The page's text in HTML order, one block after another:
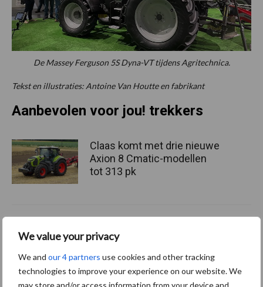
We value your privacy
We and our 4 partners use cookies and other tracking
technologies to improve your experience on our website. We
may store and/or access information from your device and
De Massey Ferguson 5S Dyna-VT tijdens Agritechnica.
Tekst en illustraties: Antoine Van Houtte en fabrikant
Aanbevolen voor jou! trekkers
Claas komt met drie nieuwe
Axion 8 Cmatic-modellen
tot 313 pk
900 Vario met een